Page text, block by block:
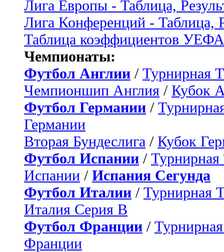
Лига Европы - Таблица,
Лига Конференций - Таблица,
Таблица коэффициентов УЕФА
Чемпионаты:
Футбол Англии / Турнирная
Чемпионшип Англия / Кубок
Футбол Германии /
Германии
Вторая Бундеслига / Кубок
Футбол Испании / Турнирная
Испании / Испания Сегунда
Футбол Италии / Турнирная
Италия Серия B
Футбол Франции /
Франции